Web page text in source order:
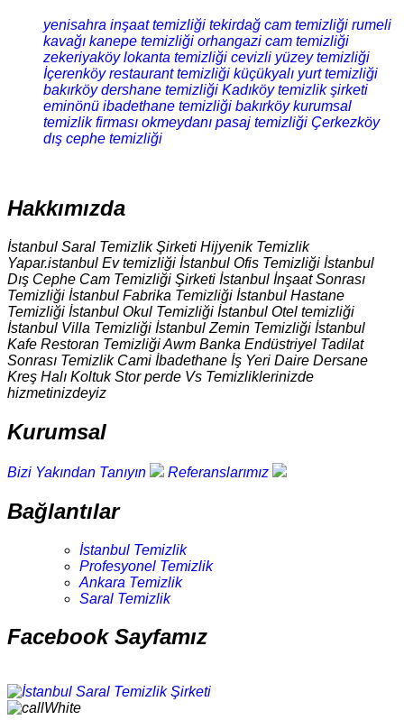
yenisahra inşaat temizliği tekirdağ cam temizliği rumeli
kavağı kanepe temizliği orhangazi cam temizliği
zekeriyaköy lokanta temizliği cevizli yüzey temizliği
İçerenköy restaurant temizliği küçükyalı yurt temizliği
bakırköy dershane temizliği Kadıköy temizlik şirketi
eminönü ibadethane temizliği bakırköy kurumsal
temizlik firması okmeydanı pasaj temizliği Çerkezköy
dış cephe temizliği
Hakkımızda
İstanbul Saral Temizlik Şirketi Hijyenik Temizlik
Yapar.istanbul Ev temizliği İstanbul Ofis Temizliği İstanbul
Dış Cephe Cam Temizliği Şirketi İstanbul İnşaat Sonrası
Temizliği İstanbul Fabrika Temizliği İstanbul Hastane
Temizliği İstanbul Okul Temizliği İstanbul Otel temizliği
İstanbul Villa Temizliği İstanbul Zemin Temizliği İstanbul
Kafe Restoran Temizliği Awm Banka Endüstriyel Tadilat
Sonrası Temizlik Cami İbadethane İş Yeri Daire Dersane
Kreş Halı Koltuk Stor perde Vs Temizliklerinizde
hizmetinizdeyiz
Kurumsal
Bizi Yakından Tanıyın Referanslarımız
Bağlantılar
İstanbul Temizlik
Profesyonel Temizlik
Ankara Temizlik
Saral Temizlik
Facebook Sayfamız